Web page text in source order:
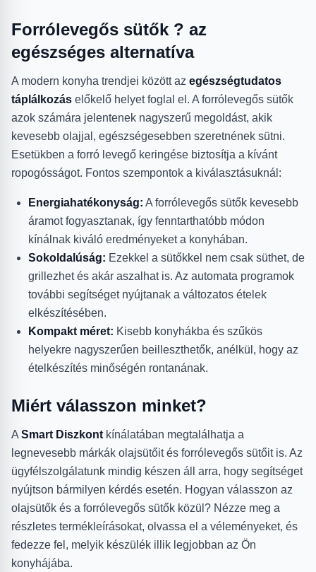
Forrólevegős sütők ? az
egészséges alternatíva
A modern konyha trendjei között az egészségtudatos
táplálkozás előkelő helyet foglal el. A forrólevegős sütők
azok számára jelentenek nagyszerű megoldást, akik
kevesebb olajjal, egészségesebben szeretnének sütni.
Esetükben a forró levegő keringése biztosítja a kívánt
ropogósságot. Fontos szempontok a kiválasztásuknál:
Energiahatékonyság: A forrólevegős sütők kevesebb
áramot fogyasztanak, így fenntarthatóbb módon
kínálnak kiváló eredményeket a konyhában.
Sokoldalúság: Ezekkel a sütőkkel nem csak süthet, de
grillezhet és akár aszalhat is. Az automata programok
további segítséget nyújtanak a változatos ételek
elkészítésében.
Kompakt méret: Kisebb konyhákba és szűkös
helyekre nagyszerűen beilleszthetők, anélkül, hogy az
ételkészítés minőségén rontanának.
Miért válasszon minket?
A Smart Diszkont kínálatában megtalálhatja a
legnevesebb márkák olajsütőit és forrólevegős sütőit is. Az
ügyfélszolgálatunk mindig készen áll arra, hogy segítséget
nyújtson bármilyen kérdés esetén. Hogyan válasszon az
olajsütők és a forrólevegős sütők közül? Nézze meg a
részletes termékleírásokat, olvassa el a véleményeket, és
fedezze fel, melyik készülék illik legjobban az Ön
konyhájába.